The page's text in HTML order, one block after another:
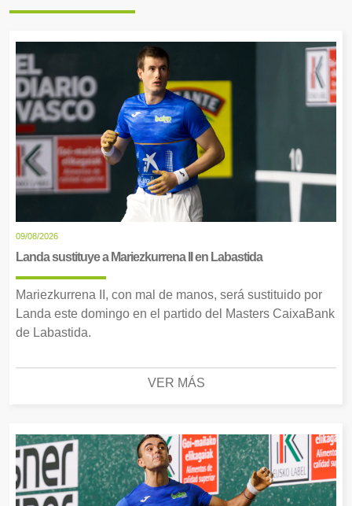
09/08/2026
Landa sustituye a Mariezkurrena II en Labastida
Mariezkurrena II, con mal de manos, será sustituido por
Landa este domingo en el partido del Masters CaixaBank
de Labastida.
VER MÁS